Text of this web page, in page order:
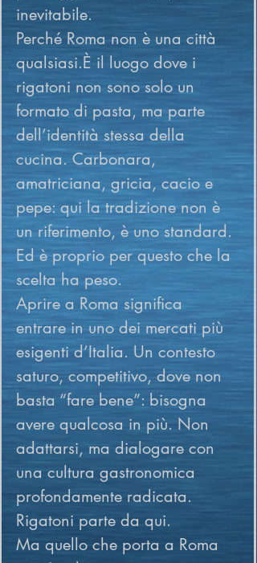
inevitabile.
Perché Roma non è una città
qualsiasi.È il luogo dove i
rigatoni non sono solo un
formato di pasta, ma parte
dell’identità stessa della
cucina. Carbonara,
amatriciana, gricia, cacio e
pepe: qui la tradizione non è
un riferimento, è uno standard.
Ed è proprio per questo che la
scelta ha peso.
Aprire a Roma significa
entrare in uno dei mercati più
esigenti d’Italia. Un contesto
saturo, competitivo, dove non
basta “fare bene”: bisogna
avere qualcosa in più. Non
adattarsi, ma dialogare con
una cultura gastronomica
profondamente radicata.
Rigatoni parte da qui.
Ma quello che porta a Roma